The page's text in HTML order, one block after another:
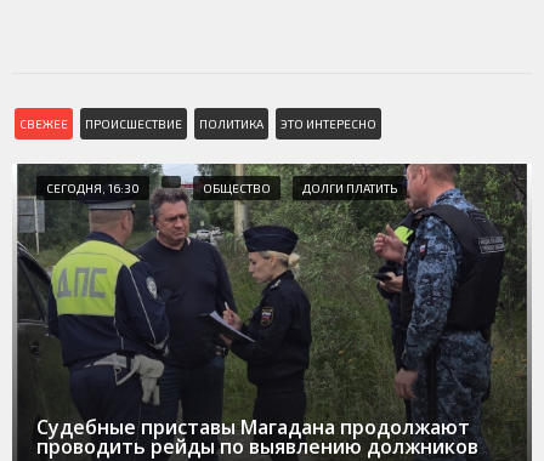
СВЕЖЕЕ ПРОИСШЕСТВИЕ ПОЛИТИКА ЭТО ИНТЕРЕСНО
СЕГОДНЯ, 16:30 ОБЩЕСТВО ДОЛГИ ПЛАТИТЬ
Судебные приставы Магадана продолжают
проводить рейды по выявлению должников